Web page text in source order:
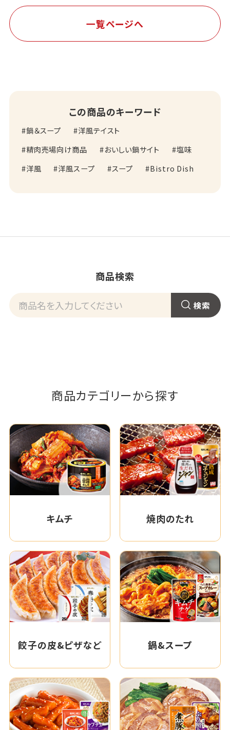
一覧ページへ
この商品のキーワード
鍋＆スープ
洋風テイスト
精肉売場向け商品
おいしい鍋サイト
塩味
洋風
洋風スープ スープ Bistro Dish
商品検索
商品カテゴリーから探す
キムチ 焼肉のたれ
餃子の皮&ピザなど 鍋&スープ